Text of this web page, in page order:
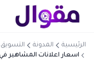
الرئيسية المدونة
التسويق
اسعار اعلانات المشاهير